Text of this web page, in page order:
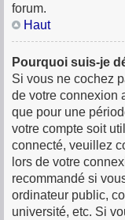
forum.
Haut
Pourquoi suis-je
Si vous ne cochez
de votre connexion
que pour une
votre compte soit
connecté, veuillez
lors de votre
recommandé si
ordinateur public,
université, etc. Si